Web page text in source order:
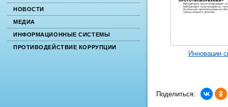
НОВОСТИ
МЕДИА
ИНФОРМАЦИОННЫЕ СИСТЕМЫ
ПРОТИВОДЕЙСТВИЕ КОРРУПЦИИ
Инновации
Поделиться: